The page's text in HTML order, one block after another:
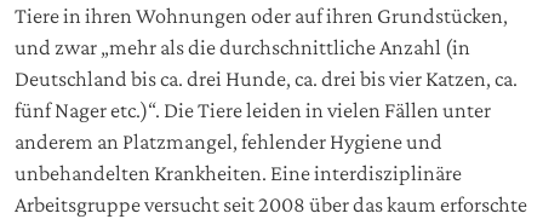
Tiere in ihren Wohnungen oder auf ihren Grundstücken,
und zwar „mehr als die durchschnittliche Anzahl (in
Deutschland bis ca. drei Hunde, ca. drei bis vier Katzen, ca.
fünf Nager etc.)“. Die Tiere leiden in vielen Fällen unter
anderem an Platzmangel, fehlender Hygiene und
unbehandelten Krankheiten. Eine interdisziplinäre
Arbeitsgruppe versucht seit 2008 über das kaum erforschte